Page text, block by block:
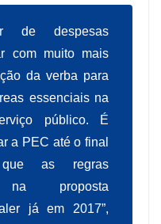
de despesas
com muito mais
da verba para
essenciais na
público. É
a PEC até o final
as regras
na proposta
já em 2017”,